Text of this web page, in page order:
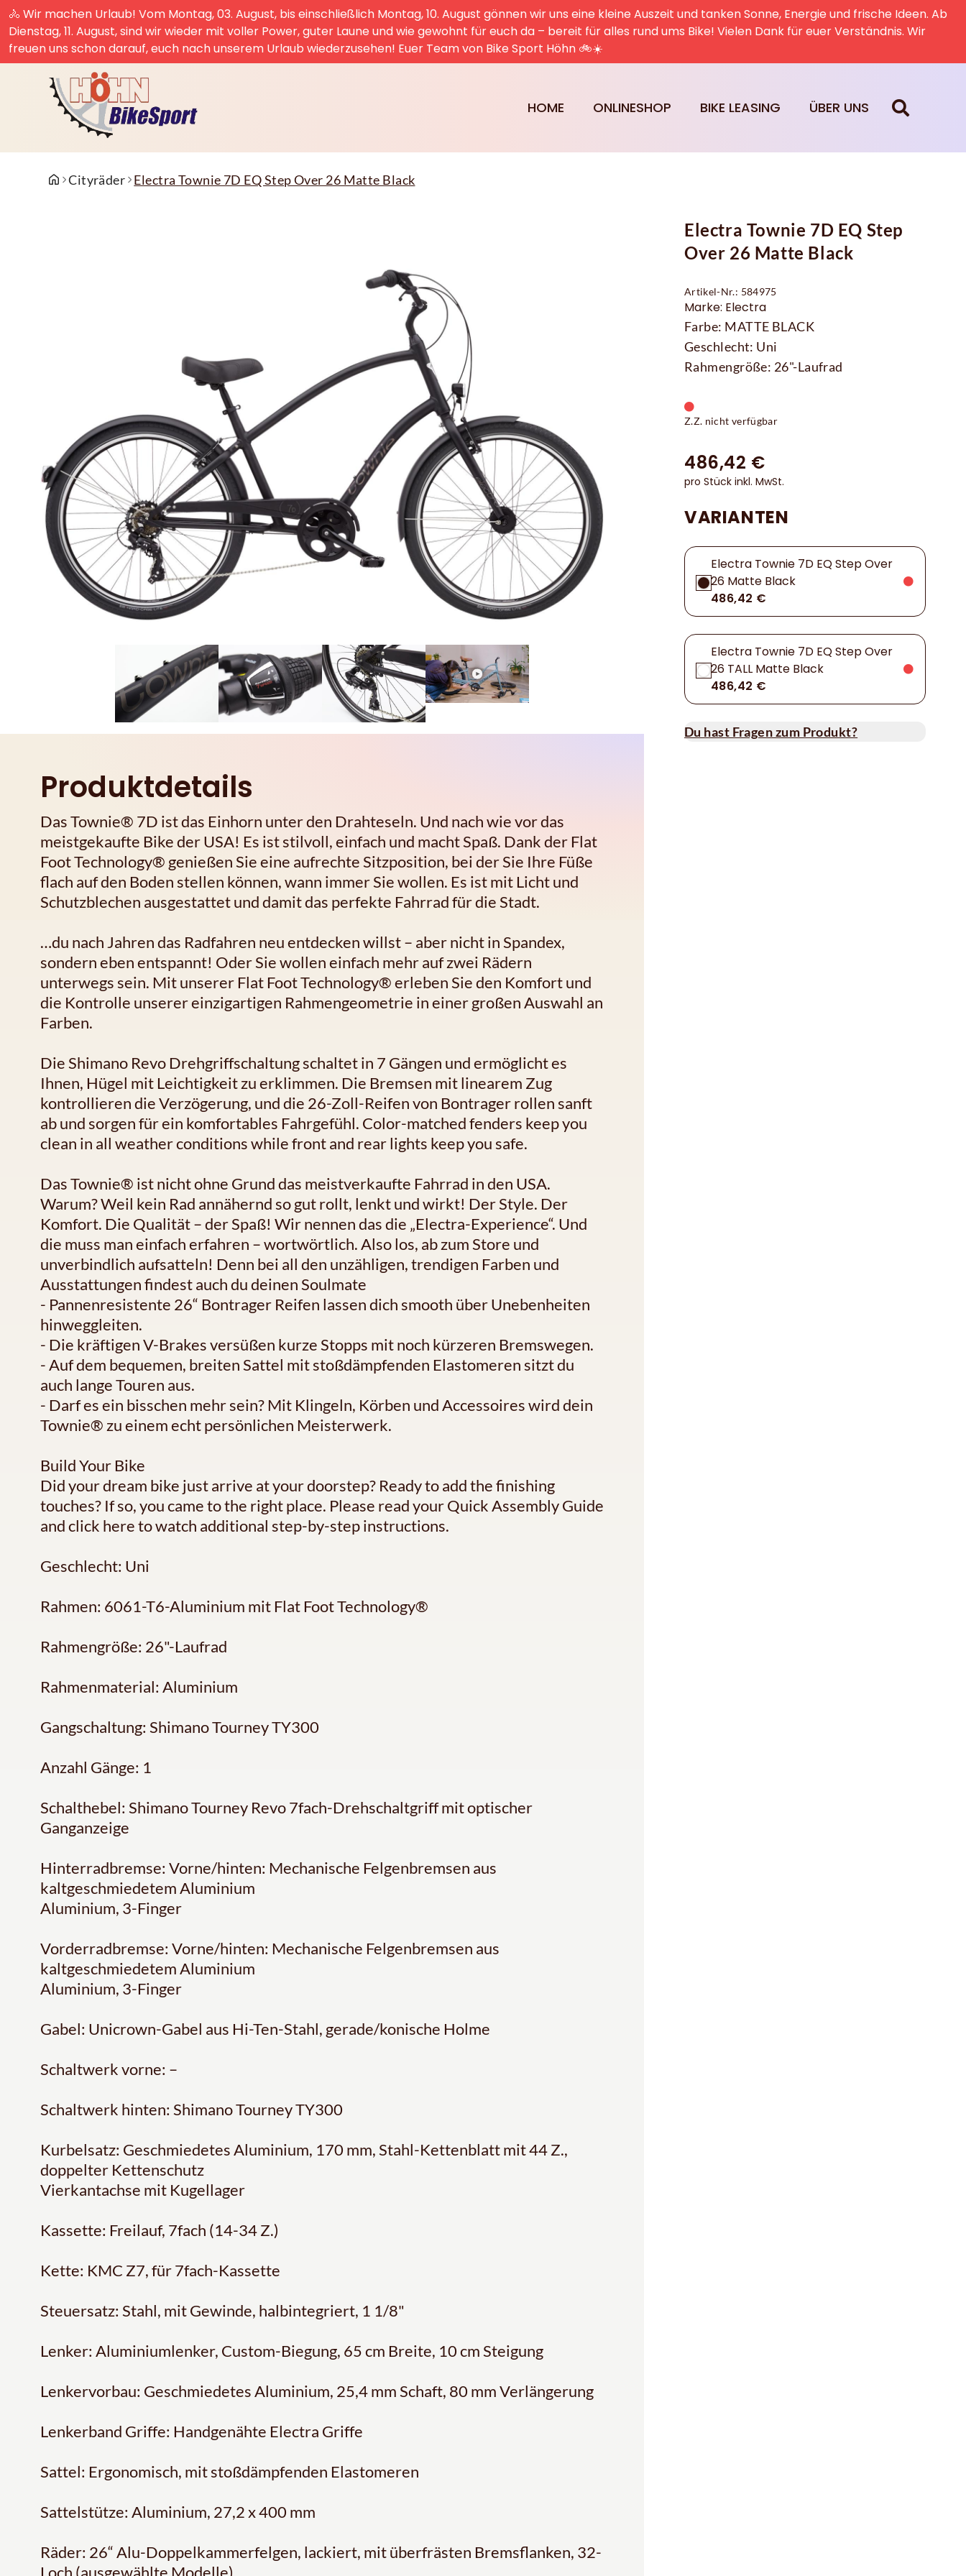
🚴 Wir machen Urlaub! Vom Montag, 03. August, bis einschließlich Montag, 10. August gönnen wir uns eine kleine Auszeit und tanken Sonne, Energie und frische Ideen. Ab
Dienstag, 11. August, sind wir wieder mit voller Power, guter Laune und wie gewohnt für euch da – bereit für alles rund ums Bike! Vielen Dank für euer Verständnis. Wir
freuen uns schon darauf, euch nach unserem Urlaub wiederzusehen! Euer Team von Bike Sport Höhn 🚲☀️
HOME ONLINESHOP BIKE LEASING ÜBER UNS
Cityräder Electra Townie 7D EQ Step Over 26 Matte Black
Produktdetails
Das Townie® 7D ist das Einhorn unter den Drahteseln. Und nach wie vor das
meistgekaufte Bike der USA! Es ist stilvoll, einfach und macht Spaß. Dank der Flat
Foot Technology® genießen Sie eine aufrechte Sitzposition, bei der Sie Ihre Füße
flach auf den Boden stellen können, wann immer Sie wollen. Es ist mit Licht und
Schutzblechen ausgestattet und damit das perfekte Fahrrad für die Stadt.
…du nach Jahren das Radfahren neu entdecken willst – aber nicht in Spandex,
sondern eben entspannt! Oder Sie wollen einfach mehr auf zwei Rädern
unterwegs sein. Mit unserer Flat Foot Technology® erleben Sie den Komfort und
die Kontrolle unserer einzigartigen Rahmengeometrie in einer großen Auswahl an
Farben.
Die Shimano Revo Drehgriffschaltung schaltet in 7 Gängen und ermöglicht es
Ihnen, Hügel mit Leichtigkeit zu erklimmen. Die Bremsen mit linearem Zug
kontrollieren die Verzögerung, und die 26-Zoll-Reifen von Bontrager rollen sanft
ab und sorgen für ein komfortables Fahrgefühl. Color-matched fenders keep you
clean in all weather conditions while front and rear lights keep you safe.
Das Townie® ist nicht ohne Grund das meistverkaufte Fahrrad in den USA.
Warum? Weil kein Rad annähernd so gut rollt, lenkt und wirkt! Der Style. Der
Komfort. Die Qualität – der Spaß! Wir nennen das die „Electra-Experience“. Und
die muss man einfach erfahren – wortwörtlich. Also los, ab zum Store und
unverbindlich aufsatteln! Denn bei all den unzähligen, trendigen Farben und
Ausstattungen findest auch du deinen Soulmate
- Pannenresistente 26“ Bontrager Reifen lassen dich smooth über Unebenheiten
hinweggleiten.
- Die kräftigen V-Brakes versüßen kurze Stopps mit noch kürzeren Bremswegen.
- Auf dem bequemen, breiten Sattel mit stoßdämpfenden Elastomeren sitzt du
auch lange Touren aus.
- Darf es ein bisschen mehr sein? Mit Klingeln, Körben und Accessoires wird dein
Townie® zu einem echt persönlichen Meisterwerk.
Build Your Bike
Did your dream bike just arrive at your doorstep? Ready to add the finishing
touches? If so, you came to the right place. Please read your Quick Assembly Guide
and click here to watch additional step-by-step instructions.
Geschlecht: Uni
Rahmen: 6061-T6-Aluminium mit Flat Foot Technology®
Rahmengröße: 26"-Laufrad
Rahmenmaterial: Aluminium
Gangschaltung: Shimano Tourney TY300
Anzahl Gänge: 1
Schalthebel: Shimano Tourney Revo 7fach-Drehschaltgriff mit optischer
Ganganzeige
Hinterradbremse: Vorne/hinten: Mechanische Felgenbremsen aus
kaltgeschmiedetem Aluminium
Aluminium, 3-Finger
Vorderradbremse: Vorne/hinten: Mechanische Felgenbremsen aus
kaltgeschmiedetem Aluminium
Aluminium, 3-Finger
Gabel: Unicrown-Gabel aus Hi-Ten-Stahl, gerade/konische Holme
Schaltwerk vorne: –
Schaltwerk hinten: Shimano Tourney TY300
Kurbelsatz: Geschmiedetes Aluminium, 170 mm, Stahl-Kettenblatt mit 44 Z.,
doppelter Kettenschutz
Vierkantachse mit Kugellager
Kassette: Freilauf, 7fach (14-34 Z.)
Kette: KMC Z7, für 7fach-Kassette
Steuersatz: Stahl, mit Gewinde, halbintegriert, 1 1/8"
Lenker: Aluminiumlenker, Custom-Biegung, 65 cm Breite, 10 cm Steigung
Lenkervorbau: Geschmiedetes Aluminium, 25,4 mm Schaft, 80 mm Verlängerung
Lenkerband Griffe: Handgenähte Electra Griffe
Sattel: Ergonomisch, mit stoßdämpfenden Elastomeren
Sattelstütze: Aluminium, 27,2 x 400 mm
Räder: 26“ Alu-Doppelkammerfelgen, lackiert, mit überfrästen Bremsflanken, 32-
Loch (ausgewählte Modelle)
Electra Townie 7D EQ Step
Over 26 Matte Black
Artikel-Nr.: 584975
Marke: Electra
Farbe: MATTE BLACK
Geschlecht: Uni
Rahmengröße: 26"-Laufrad
Z.Z. nicht verfügbar
486,42 €
pro Stück inkl. MwSt.
VARIANTEN
Electra Townie 7D EQ Step Over
26 Matte Black
486,42 €
Electra Townie 7D EQ Step Over
26 TALL Matte Black
486,42 €
Du hast Fragen zum Produkt?